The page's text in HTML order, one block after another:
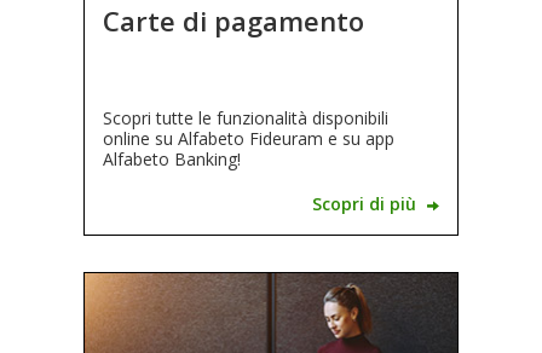
Carte di pagamento
Scopri tutte le funzionalità disponibili
online su Alfabeto Fideuram e su app
Alfabeto Banking!
Scopri di più